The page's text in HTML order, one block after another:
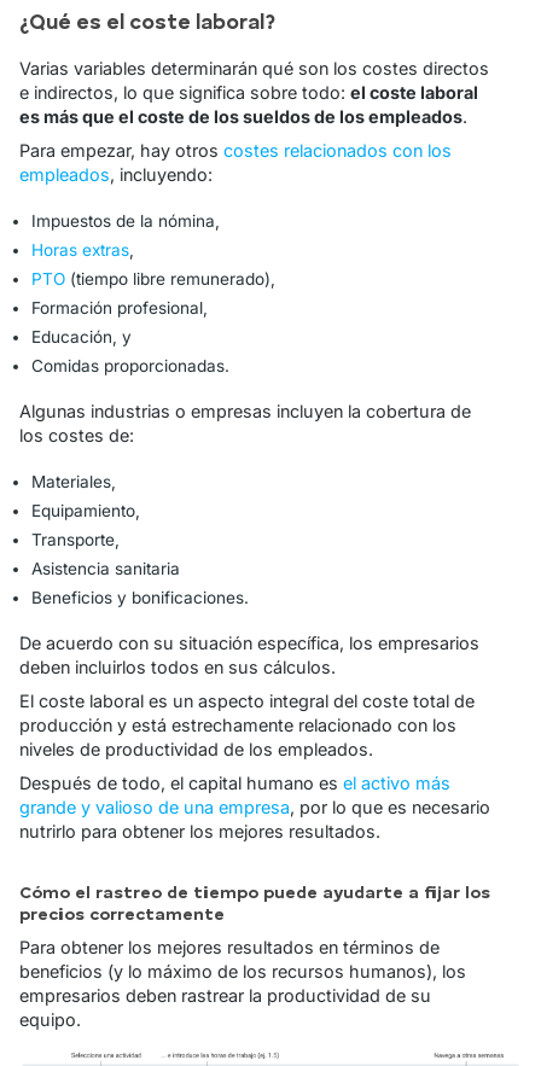
¿Qué es el coste laboral?
Varias variables determinarán qué son los costes directos
e indirectos, lo que significa sobre todo: el coste laboral
es más que el coste de los sueldos de los empleados.
Para empezar, hay otros costes relacionados con los
empleados, incluyendo:
Impuestos de la nómina,
Horas extras
PTO (tiempo libre remunerado),
Formación profesional,
Educación, y
Comidas proporcionadas.
Algunas industrias o empresas incluyen la cobertura de
los costes de:
Materiales,
Equipamiento,
Transporte,
Asistencia sanitaria
Beneficios y bonificaciones.
De acuerdo con su situación específica, los empresarios
deben incluirlos todos en sus cálculos.
El coste laboral es un aspecto integral del coste total de
producción y está estrechamente relacionado con los
niveles de productividad de los empleados.
Después de todo, el capital humano es el activo más
grande y valioso de una empresa, por lo que es necesario
nutrirlo para obtener los mejores resultados.
Cómo el rastreo de tiempo puede ayudarte a fijar los
precios correctamente
Para obtener los mejores resultados en términos de
beneficios (y lo máximo de los recursos humanos), los
empresarios deben rastrear la productividad de su
equipo.